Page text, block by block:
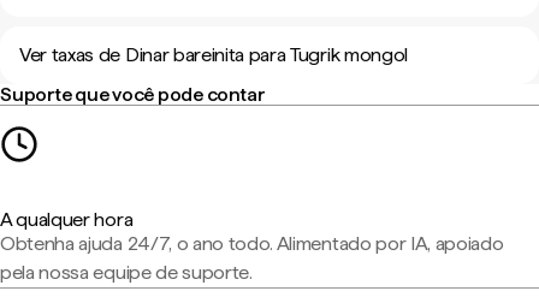
Ver taxas de Dinar bareinita para Tugrik mongol
Suporte que você pode contar
A qualquer hora
Obtenha ajuda 24/7, o ano todo. Alimentado por IA, apoiado
pela nossa equipe de suporte.